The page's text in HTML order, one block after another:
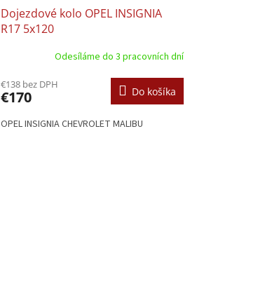
Dojezdové kolo OPEL INSIGNIA
R17 5x120
Odesíláme do 3 pracovních dní
€138 bez DPH
€170 Do košíka
OPEL INSIGNIA CHEVROLET MALIBU